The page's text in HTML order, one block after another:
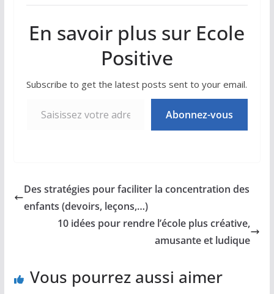
En savoir plus sur Ecole
Positive
Subscribe to get the latest posts sent to your email.
Abonnez-vous
Des stratégies pour faciliter la concentration des
enfants (devoirs, leçons,…)
10 idées pour rendre l’école plus créative,
amusante et ludique
Vous pourrez aussi aimer